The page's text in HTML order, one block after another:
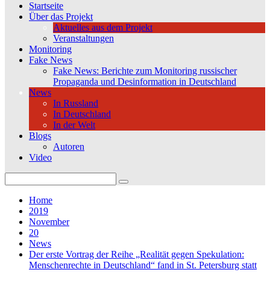
Startseite
Über das Projekt
Aktuelles aus dem Projekt
Veranstaltungen
Monitoring
Fake News
Fake News: Berichte zum Monitoring russischer
Propaganda und Desinformation in Deutschland
News
In Russland
In Deutschland
In der Welt
Blogs
Autoren
Video
for:
Home
2019
November
20
News
Der erste Vortrag der Reihe „Realität gegen Spekulation:
Menschenrechte in Deutschland“ fand in St. Petersburg statt